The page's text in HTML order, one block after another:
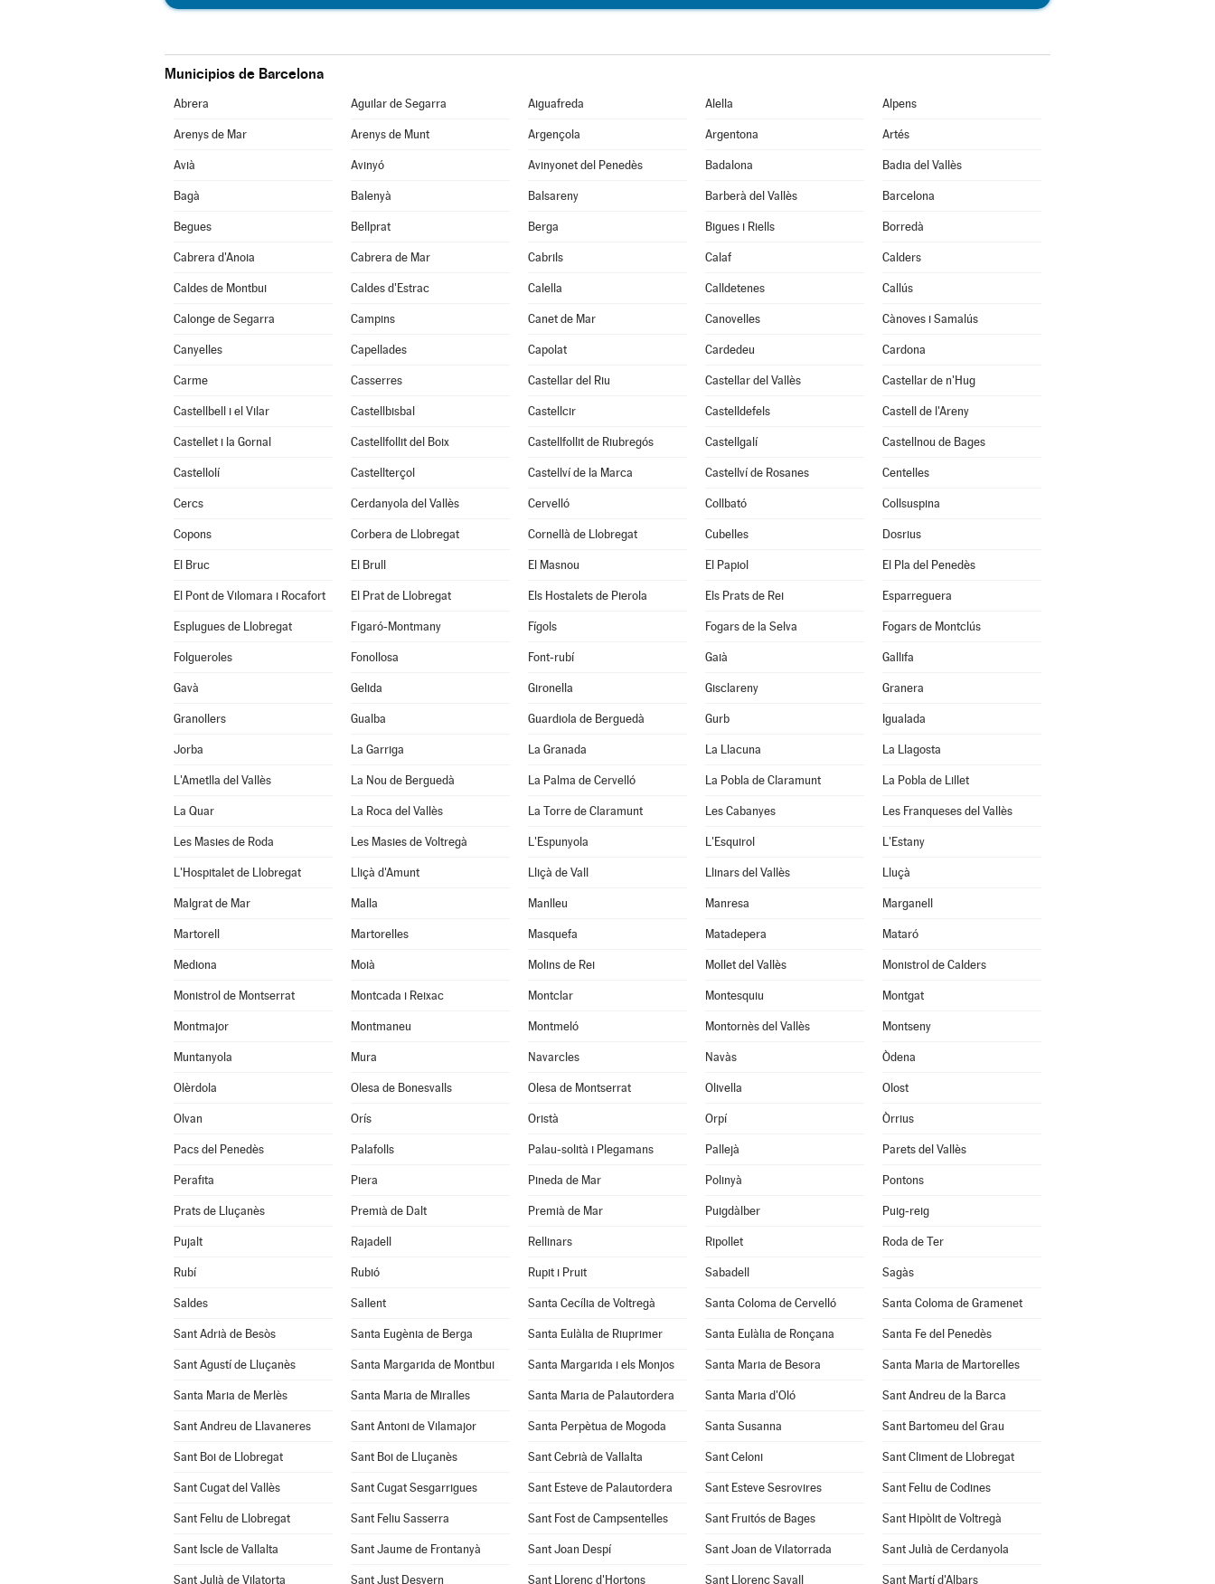
Municipios de Barcelona
Abrera Aguilar de Segarra Aiguafreda Alella Alpens
Arenys de Mar Arenys de Munt Argençola Argentona Artés
Avià Avinyó Avinyonet del Penedès Badalona Badia del Vallès
Bagà Balenyà Balsareny Barberà del Vallès Barcelona
Begues Bellprat Berga Bigues i Riells Borredà
Cabrera d'Anoia Cabrera de Mar Cabrils Calaf Calders
Caldes de Montbui Caldes d'Estrac Calella Calldetenes Callús
Calonge de Segarra Campins Canet de Mar Canovelles Cànoves i Samalús
Canyelles Capellades Capolat Cardedeu Cardona
Carme Casserres Castellar del Riu Castellar del Vallès Castellar de n'Hug
Castellbell i el Vilar Castellbisbal Castellcir Castelldefels Castell de l'Areny
Castellet i la Gornal Castellfollit del Boix Castellfollit de Riubregós Castellgalí Castellnou de Bages
Castellolí Castellterçol Castellví de la Marca Castellví de Rosanes Centelles
Cercs Cerdanyola del Vallès Cervelló Collbató Collsuspina
Copons Corbera de Llobregat Cornellà de Llobregat Cubelles Dosrius
El Bruc El Brull El Masnou El Papiol El Pla del Penedès
El Pont de Vilomara i Rocafort El Prat de Llobregat Els Hostalets de Pierola Els Prats de Rei Esparreguera
Esplugues de Llobregat Figaró-Montmany Fígols Fogars de la Selva Fogars de Montclús
Folgueroles Fonollosa Font-rubí Gaià Gallifa
Gavà Gelida Gironella Gisclareny Granera
Granollers Gualba Guardiola de Berguedà Gurb Igualada
Jorba La Garriga La Granada La Llacuna La Llagosta
L'Ametlla del Vallès La Nou de Berguedà La Palma de Cervelló La Pobla de Claramunt La Pobla de Lillet
La Quar La Roca del Vallès La Torre de Claramunt Les Cabanyes Les Franqueses del Vallès
Les Masies de Roda Les Masies de Voltregà L'Espunyola L'Esquirol L'Estany
L'Hospitalet de Llobregat Lliçà d'Amunt Lliçà de Vall Llinars del Vallès Lluçà
Malgrat de Mar Malla Manlleu Manresa Marganell
Martorell Martorelles Masquefa Matadepera Mataró
Mediona Moià Molins de Rei Mollet del Vallès Monistrol de Calders
Monistrol de Montserrat Montcada i Reixac Montclar Montesquiu Montgat
Montmajor Montmaneu Montmeló Montornès del Vallès Montseny
Muntanyola Mura Navarcles Navàs Òdena
Olèrdola Olesa de Bonesvalls Olesa de Montserrat Olivella Olost
Olvan Orís Oristà Orpí Òrrius
Pacs del Penedès Palafolls Palau-solità i Plegamans Pallejà Parets del Vallès
Perafita Piera Pineda de Mar Polinyà Pontons
Prats de Lluçanès Premià de Dalt Premià de Mar Puigdàlber Puig-reig
Pujalt Rajadell Rellinars Ripollet Roda de Ter
Rubí Rubió Rupit i Pruit Sabadell Sagàs
Saldes Sallent Santa Cecília de Voltregà Santa Coloma de Cervelló Santa Coloma de Gramenet
Sant Adrià de Besòs Santa Eugènia de Berga Santa Eulàlia de Riuprimer Santa Eulàlia de Ronçana Santa Fe del Penedès
Sant Agustí de Lluçanès Santa Margarida de Montbui Santa Margarida i els Monjos Santa Maria de Besora Santa Maria de Martorelles
Santa Maria de Merlès Santa Maria de Miralles Santa Maria de Palautordera Santa Maria d'Oló Sant Andreu de la Barca
Sant Andreu de Llavaneres Sant Antoni de Vilamajor Santa Perpètua de Mogoda Santa Susanna Sant Bartomeu del Grau
Sant Boi de Llobregat Sant Boi de Lluçanès Sant Cebrià de Vallalta Sant Celoni Sant Climent de Llobregat
Sant Cugat del Vallès Sant Cugat Sesgarrigues Sant Esteve de Palautordera Sant Esteve Sesrovires Sant Feliu de Codines
Sant Feliu de Llobregat Sant Feliu Sasserra Sant Fost de Campsentelles Sant Fruitós de Bages Sant Hipòlit de Voltregà
Sant Iscle de Vallalta Sant Jaume de Frontanyà Sant Joan Despí Sant Joan de Vilatorrada Sant Julià de Cerdanyola
Sant Julià de Vilatorta Sant Just Desvern Sant Llorenç d'Hortons Sant Llorenç Savall Sant Martí d'Albars